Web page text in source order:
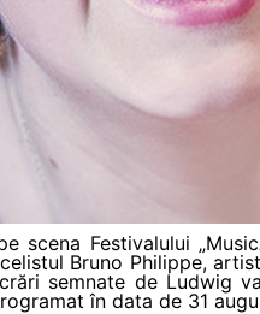
scena Festivalului
Bruno Philippe,
semnate de Ludwig
în data de 31